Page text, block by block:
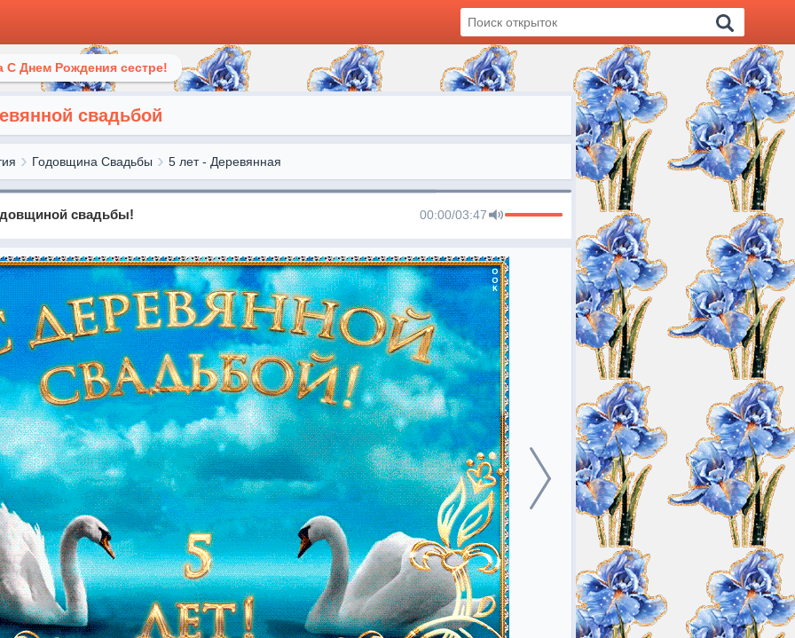
С Днем Рождения сестре!
свадьбой
Годовщина Свадьбы 5 лет - Деревянная
свадьбы! 00:00/03:47